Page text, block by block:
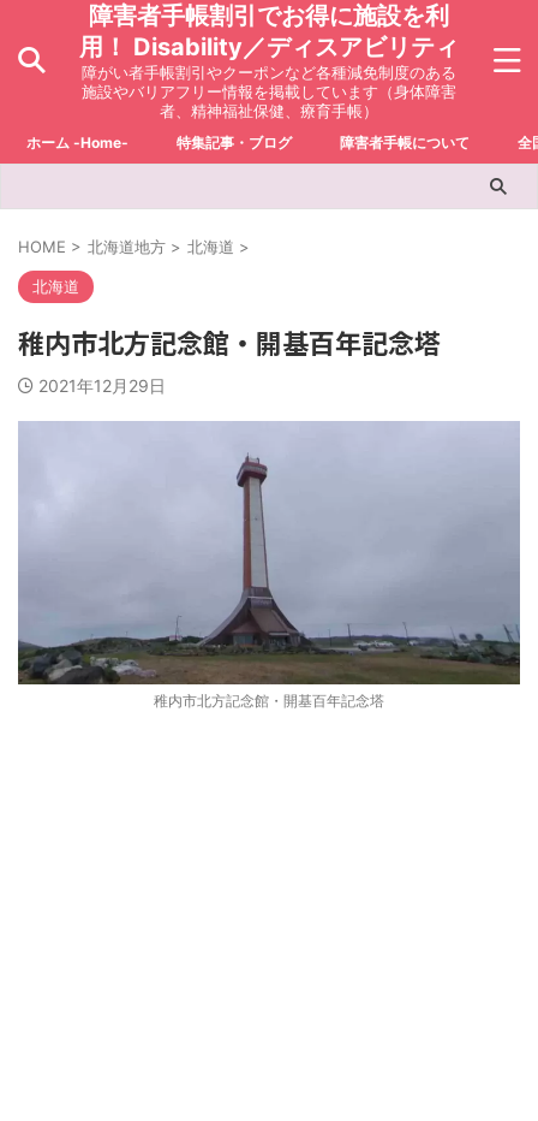
障害者手帳割引でお得に施設を利
用！ Disability／ディスアビリティ
障がい者手帳割引やクーポンなど各種減免制度のある
施設やバリアフリー情報を掲載しています（身体障害
者、精神福祉保健、療育手帳）
ホーム -Home- 特集記事・ブログ 障害者手帳について 全
HOME > 北海道地方 > 北海道 >
北海道
稚内市北方記念館・開基百年記念塔
2021年12月29日
稚内市北方記念館・開基百年記念塔